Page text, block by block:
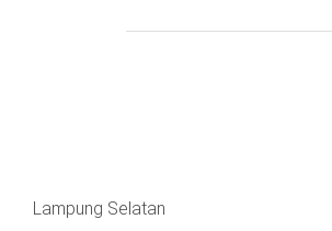
Lampung Selatan